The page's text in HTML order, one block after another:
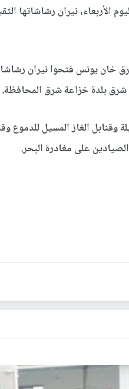
الأربعاء، نيران رشاشاتها
خان يونس فتحوا نيران
شرق بلدة خزاعة شرق المحافظة.
الغاز المسيل للدموع
على مغادرة البحر.